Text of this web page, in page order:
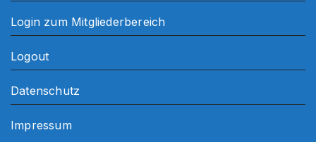
Login zum Mitgliederbereich
Logout
Datenschutz
Impressum